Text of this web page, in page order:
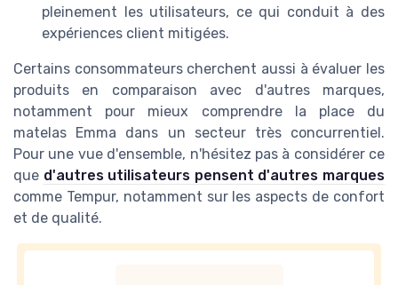
pleinement les utilisateurs, ce qui conduit à des
expériences client mitigées.
Certains consommateurs cherchent aussi à évaluer les
produits en comparaison avec d'autres marques,
notamment pour mieux comprendre la place du
matelas Emma dans un secteur très concurrentiel.
Pour une vue d'ensemble, n'hésitez pas à considérer ce
que d'autres utilisateurs pensent d'autres marques
comme Tempur, notamment sur les aspects de confort
et de qualité.